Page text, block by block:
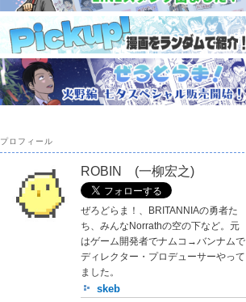
プロフィール
ROBIN (一柳宏之)
ぜろどらま！、BRITANNIAの勇者た
ち、みんなNorrathの空の下など。元
はゲーム開発者でナムコ→バンナムで
ディレクター・プロデューサーやって
ました。
skeb